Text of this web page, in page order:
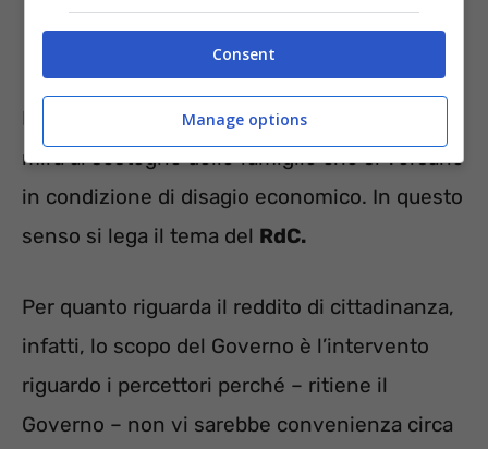
In merito all’argomento in oggetto, il governo
mira al sostegno delle famiglie che si versano
in condizione di disagio economico. In questo
senso si lega il tema del RdC.
Per quanto riguarda il reddito di cittadinanza,
infatti, lo scopo del Governo è l’intervento
riguardo i percettori perché – ritiene il
Governo – non vi sarebbe convenienza circa
Consent
Manage options